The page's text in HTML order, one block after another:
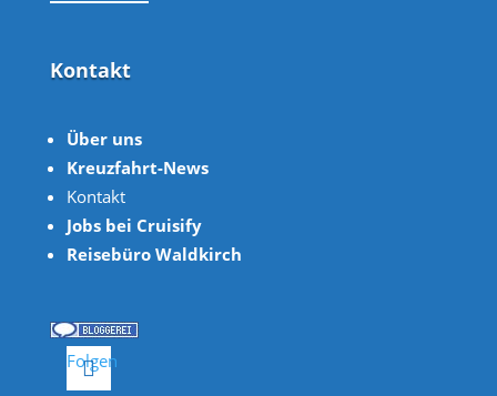
Kontakt
Über uns
Kreuzfahrt-News
Kontakt
Jobs bei Cruisify
Reisebüro Waldkirch
Folgen